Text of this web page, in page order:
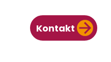
Kontakt